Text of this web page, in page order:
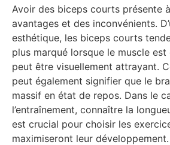
Avoir des biceps courts présente
avantages et des inconvénients.
esthétique, les biceps courts
plus marqué lorsque le muscle
peut être visuellement attrayant.
peut également signifier que le
massif en état de repos. Dans le
l’entraînement, connaître la
est crucial pour choisir les
maximiseront leur